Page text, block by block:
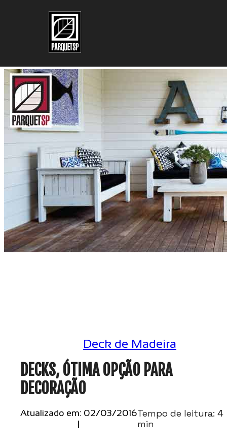
Deck de Madeira
DECKS, ÓTIMA OPÇÃO PARA
DECORAÇÃO
Atualizado em: 02/03/2016
|
Tempo de leitura: 4
min